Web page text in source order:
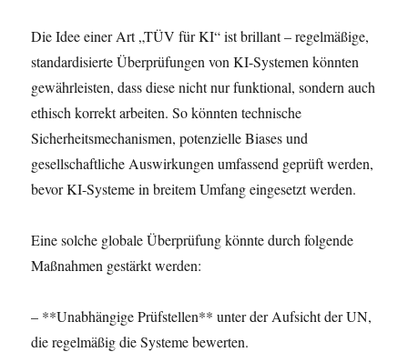
Die Idee einer Art „TÜV für KI“ ist brillant – regelmäßige,
standardisierte Überprüfungen von KI-Systemen könnten
gewährleisten, dass diese nicht nur funktional, sondern auch
ethisch korrekt arbeiten. So könnten technische
Sicherheitsmechanismen, potenzielle Biases und
gesellschaftliche Auswirkungen umfassend geprüft werden,
bevor KI-Systeme in breitem Umfang eingesetzt werden.
Eine solche globale Überprüfung könnte durch folgende
Maßnahmen gestärkt werden:
– **Unabhängige Prüfstellen** unter der Aufsicht der UN,
die regelmäßig die Systeme bewerten.